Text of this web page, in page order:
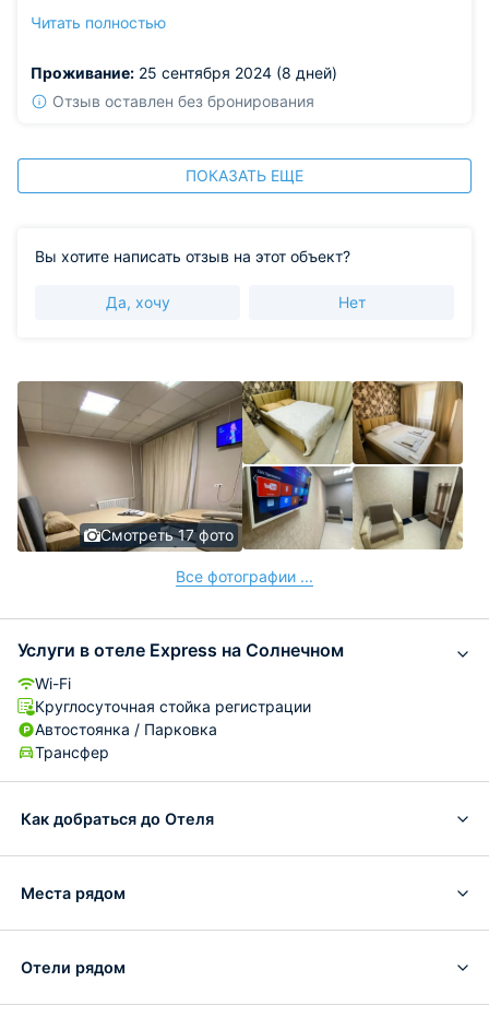
может быть многолюдно, что иногда портит атмосферу
Читать полностью
Проживание: 25 сентября 2024 (8 дней)
Отзыв оставлен без бронирования
ПОКАЗАТЬ ЕЩЕ
Вы хотите написать отзыв на этот объект?
Да, хочу Нет
Смотреть 17 фото
Все фотографии ...
Услуги в отеле Express на Солнечном
Wi-Fi
Круглосуточная стойка регистрации
Автостоянка / Парковка
Трансфер
Как добраться до Отеля
Места рядом
Отели рядом